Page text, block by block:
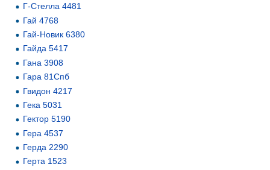
Г-Стелла 4481
Гай 4768
Гай-Новик 6380
Гайда 5417
Гана 3908
Гара 81Спб
Гвидон 4217
Гека 5031
Гектор 5190
Гера 4537
Герда 2290
Герта 1523